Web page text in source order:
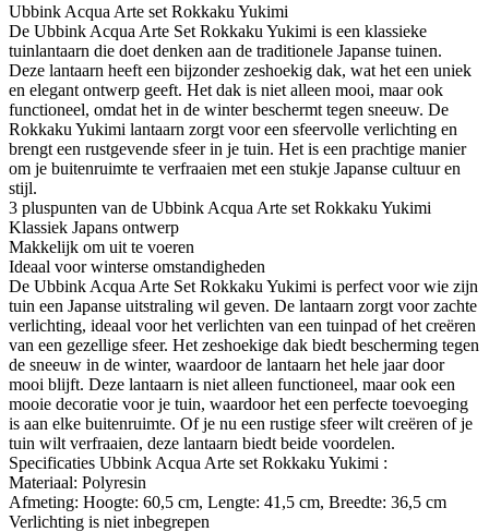
Ubbink Acqua Arte set Rokkaku Yukimi
De Ubbink Acqua Arte Set Rokkaku Yukimi is een klassieke
tuinlantaarn die doet denken aan de traditionele Japanse tuinen.
Deze lantaarn heeft een bijzonder zeshoekig dak, wat het een uniek
en elegant ontwerp geeft. Het dak is niet alleen mooi, maar ook
functioneel, omdat het in de winter beschermt tegen sneeuw. De
Rokkaku Yukimi lantaarn zorgt voor een sfeervolle verlichting en
brengt een rustgevende sfeer in je tuin. Het is een prachtige manier
om je buitenruimte te verfraaien met een stukje Japanse cultuur en
stijl.
3 pluspunten van de Ubbink Acqua Arte set Rokkaku Yukimi
Klassiek Japans ontwerp
Makkelijk om uit te voeren
Ideaal voor winterse omstandigheden
De Ubbink Acqua Arte Set Rokkaku Yukimi is perfect voor wie zijn
tuin een Japanse uitstraling wil geven. De lantaarn zorgt voor zachte
verlichting, ideaal voor het verlichten van een tuinpad of het creëren
van een gezellige sfeer. Het zeshoekige dak biedt bescherming tegen
de sneeuw in de winter, waardoor de lantaarn het hele jaar door
mooi blijft. Deze lantaarn is niet alleen functioneel, maar ook een
mooie decoratie voor je tuin, waardoor het een perfecte toevoeging
is aan elke buitenruimte. Of je nu een rustige sfeer wilt creëren of je
tuin wilt verfraaien, deze lantaarn biedt beide voordelen.
Specificaties Ubbink Acqua Arte set Rokkaku Yukimi :
Materiaal: Polyresin
Afmeting: Hoogte: 60,5 cm, Lengte: 41,5 cm, Breedte: 36,5 cm
Verlichting is niet inbegrepen